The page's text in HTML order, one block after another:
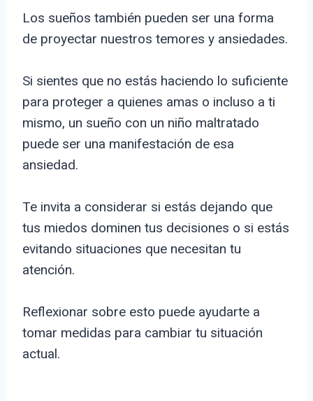
Los sueños también pueden ser una forma
de proyectar nuestros temores y ansiedades.
Si sientes que no estás haciendo lo suficiente
para proteger a quienes amas o incluso a ti
mismo, un sueño con un niño maltratado
puede ser una manifestación de esa
ansiedad.
Te invita a considerar si estás dejando que
tus miedos dominen tus decisiones o si estás
evitando situaciones que necesitan tu
atención.
Reflexionar sobre esto puede ayudarte a
tomar medidas para cambiar tu situación
actual.